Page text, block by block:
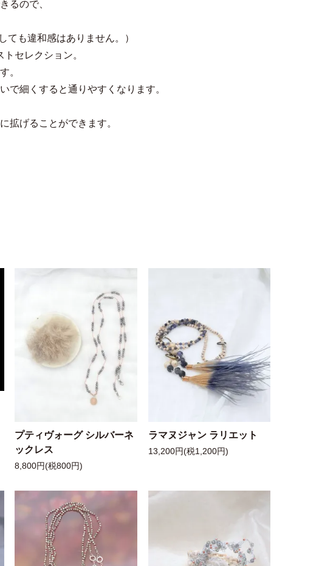
るので、
ても違和感はありません。）
セレクション。
。
で細くすると通りやすくなります。
拡げることができます。
プティヴォーグ シルバーネ
ックレス
8,800円(税800円)
ラマヌジャン ラリエット
13,200円(税1,200円)